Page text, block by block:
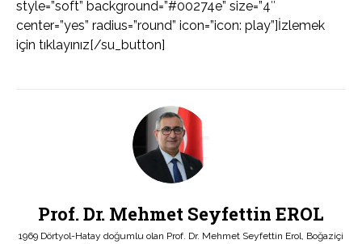
style=”soft” background=”#00274e” size=”4″
center=”yes” radius=”round” icon=”icon: play”]İzlemek
için tıklayınız[/su_button]
Prof. Dr. Mehmet Seyfettin EROL
1969 Dörtyol-Hatay doğumlu olan Prof. Dr. Mehmet Seyfettin Erol, Boğaziçi